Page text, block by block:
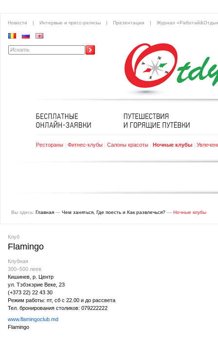
Новости | Интервью и пресс-релизы | Презентации | Журнал
Рестораны | Фитнес-клубы | Салоны красоты | Ночные клубы |
Вы здесь: Главная — Чем заняться, Где поесть и Как развлечься? — Ночные клубы
Клуб
Flamingo
Клубная
300–500 леев
Кишинев, р. Центр
ул. Тэбэкэрие Bеке, 23
(+373 22) 22 43 30
Режим работы: пт, сб с 22.00 и до рассвета
Тел. бронирования столиков: 079222222
www.flamingoclub.md
Flamingo